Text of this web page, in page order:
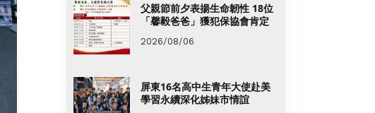
父親節前夕表揚生命韌性 18位
「馨毅爸爸」獲犯保協會肯定
2026/08/06
屏東16名高中生青年大使赴美
學習永續深化姊妹市情誼